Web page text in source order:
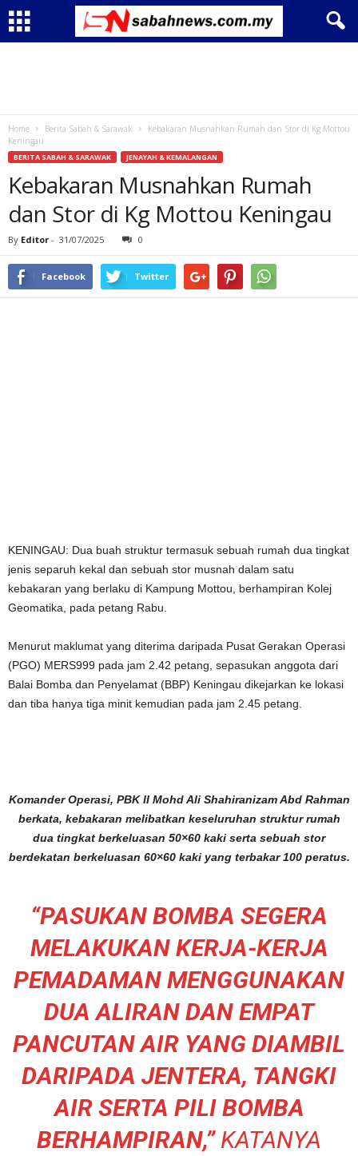
Home Berita Sabah & Sarawak
Kebakaran Musnahkan Rumah dan Stor di Kg Mottou
Keningau
BERITA SABAH & SARAWAK JENAYAH & KEMALANGAN
Kebakaran Musnahkan Rumah
dan Stor di Kg Mottou Keningau
By Editor - 31/07/2025 0
Facebook Twitter
KENINGAU: Dua buah struktur termasuk sebuah rumah dua tingkat
jenis separuh kekal dan sebuah stor musnah dalam satu
kebakaran yang berlaku di Kampung Mottou, berhampiran Kolej
Geomatika, pada petang Rabu.
Menurut maklumat yang diterima daripada Pusat Gerakan Operasi
(PGO) MERS999 pada jam 2.42 petang, sepasukan anggota dari
Balai Bomba dan Penyelamat (BBP) Keningau dikejarkan ke lokasi
dan tiba hanya tiga minit kemudian pada jam 2.45 petang.
Komander Operasi, PBK II Mohd Ali Shahiranizam Abd Rahman
berkata, kebakaran melibatkan keseluruhan struktur rumah
dua tingkat berkeluasan 50×60 kaki serta sebuah stor
berdekatan berkeluasan 60×60 kaki yang terbakar 100 peratus.
“PASUKAN BOMBA SEGERA
MELAKUKAN KERJA-KERJA
PEMADAMAN MENGGUNAKAN
DUA ALIRAN DAN EMPAT
PANCUTAN AIR YANG DIAMBIL
DARIPADA JENTERA, TANGKI
AIR SERTA PILI BOMBA
BERHAMPIRAN,”KATANYA